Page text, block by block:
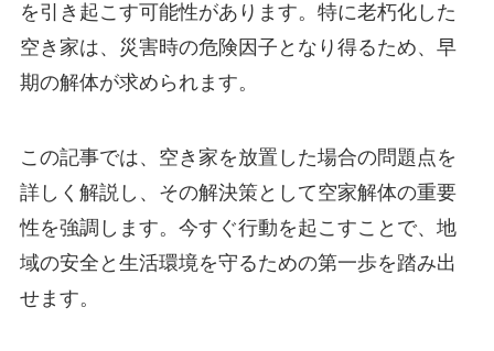
を引き起こす可能性があります。特に老朽化した
空き家は、災害時の危険因子となり得るため、早
期の解体が求められます。
この記事では、空き家を放置した場合の問題点を
詳しく解説し、その解決策として空家解体の重要
性を強調します。今すぐ行動を起こすことで、地
域の安全と生活環境を守るための第一歩を踏み出
せます。